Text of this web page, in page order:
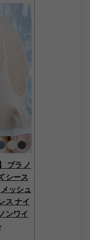
ブラ ノ
シース
ッシュ
ス ナイ
ンワイ